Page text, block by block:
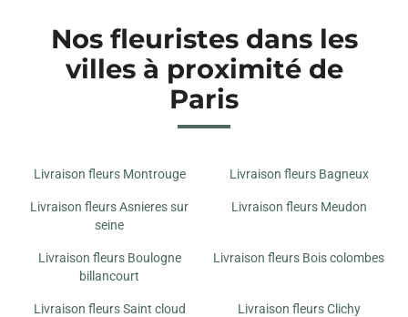
Nos fleuristes dans les
villes à proximité de
Paris
Livraison fleurs Montrouge Livraison fleurs Bagneux
Livraison fleurs Asnieres sur
seine
Livraison fleurs Meudon
Livraison fleurs Boulogne
billancourt
Livraison fleurs Bois colombes
Livraison fleurs Saint cloud Livraison fleurs Clichy